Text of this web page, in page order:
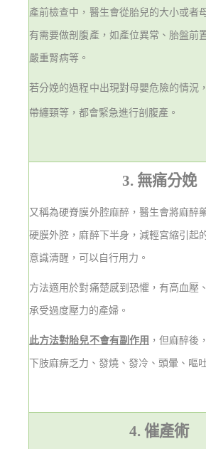
產前檢查中，醫生會從胎兒的大小或者
有需要做剖腹產，如產位異常、胎盤前
嚴重腎病等。
若分娩的過程中出現對母嬰危險的情況
帶纏頸等，都會緊急進行剖腹產。
3. 無痛分娩
又稱為硬脊膜外腔麻醉，醫生會將麻醉
硬膜外腔，麻醉下半身，減輕宮縮引起
意識清醒，可以自行用力。
方法適用於對痛楚感到恐懼，有高血壓
承受過度壓力的產婦。
此方法對胎兒不會有副作用 ，但麻醉後
下肢麻痹乏力、發燒、發冷、頭暈、嘔
4. 催產術